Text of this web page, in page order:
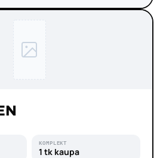
KOMPLEKT
1 tk kaupa